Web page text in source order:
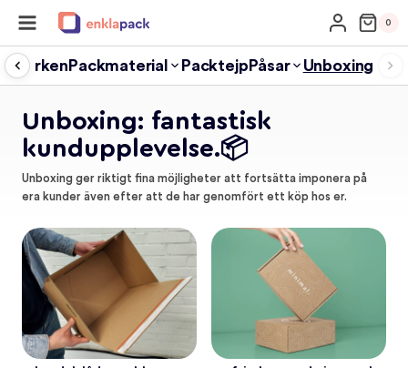
content
0
Packmaterial Packtejp Påsar Unboxing
Unboxing: fantastisk
kundupplevelse.📦
Unboxing ger riktigt fina möjligheter att fortsätta imponera på
era kunder även efter att de har genomfört ett köp hos er.